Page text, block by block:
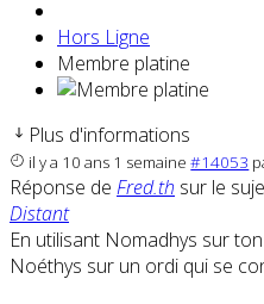
Hors Ligne
Membre platine
Plus d'informations
il y a 10 ans 1 semaine #14053
Réponse de Fred.th sur le
Distant
En utilisant Nomadhys sur
Noéthys sur un ordi qui se